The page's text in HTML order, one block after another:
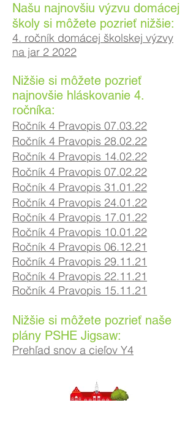
Našu najnovšiu výzvu domácej
školy si môžete pozrieť nižšie:
4. ročník domácej školskej výzvy
na jar 2 2022
Nižšie si môžete pozrieť
najnovšie hláskovanie 4.
ročníka:
Ročník 4 Pravopis 07.03.22
Ročník 4 Pravopis 28.02.22
Ročník 4 Pravopis 14.02.22
Ročník 4 Pravopis 07.02.22
Ročník 4 Pravopis 31.01.22
Ročník 4 Pravopis 24.01.22
Ročník 4 Pravopis 17.01.22
Ročník 4 Pravopis 10.01.22
Ročník 4 Pravopis 06.12.21
Ročník 4 Pravopis 29.11.21
Ročník 4 Pravopis 22.11.21
Ročník 4 Pravopis 15.11.21
Nižšie si môžete pozrieť naše
plány PSHE Jigsaw:
Prehľad snov a cieľov Y4